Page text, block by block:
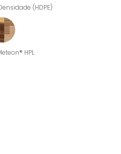
(HDPE)
HPL